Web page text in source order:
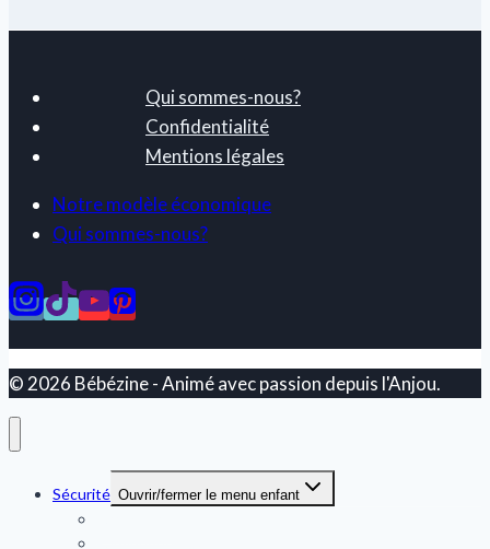
Qui sommes-nous?
Confidentialité
Mentions légales
Notre modèle économique
Qui sommes-nous?
© 2026 Bébézine - Animé avec passion depuis l'Anjou.
Sécurité Ouvrir/fermer le menu enfant